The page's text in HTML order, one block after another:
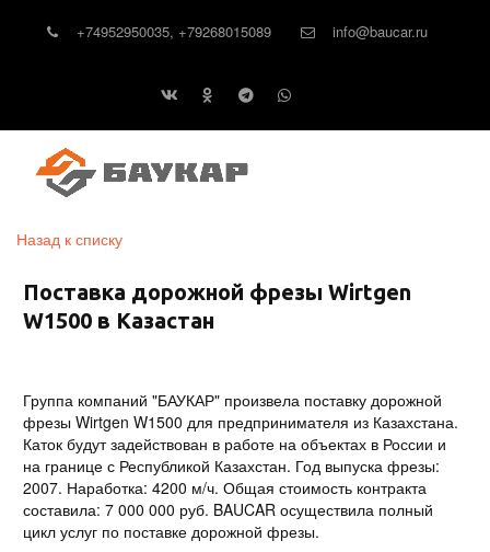
+74952950035, +79268015089 info@baucar.ru
Назад к списку
Поставка дорожной фрезы Wirtgen
W1500 в Казастан
Группа компаний "БАУКАР" произвела поставку дорожной
фрезы Wirtgen W1500 для предпринимателя из Казахстана.
Каток будут задействован в работе на объектах в России и
на границе с Республикой Казахстан. Год выпуска фрезы:
2007. Наработка: 4200 м/ч. Общая стоимость контракта
составила: 7 000 000 руб. BAUCAR осуществила полный
цикл услуг по поставке дорожной фрезы.